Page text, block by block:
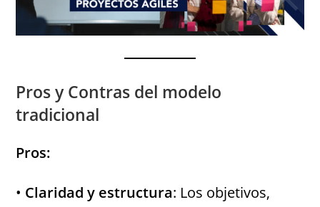
Pros y Contras del modelo
tradicional
Pros:
• Claridad y estructura: Los objetivos,